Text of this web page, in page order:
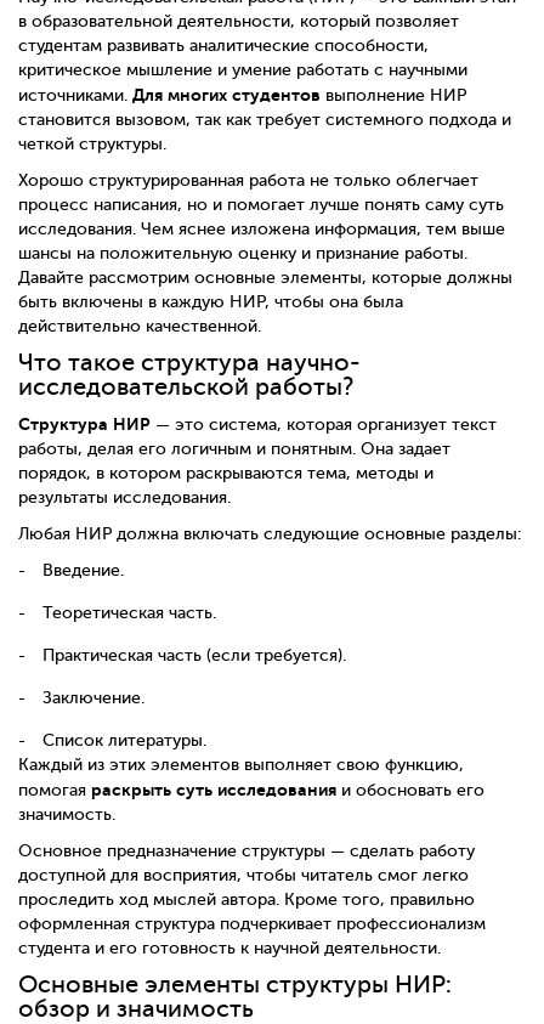
в образовательной деятельности, который позволяет
студентам развивать аналитические способности,
критическое мышление и умение работать с научными
источниками. Для многих студентов выполнение НИР
становится вызовом, так как требует системного подхода и
четкой структуры.
Хорошо структурированная работа не только облегчает
процесс написания, но и помогает лучше понять саму суть
исследования. Чем яснее изложена информация, тем выше
шансы на положительную оценку и признание работы.
Давайте рассмотрим основные элементы, которые должны
быть включены в каждую НИР, чтобы она была
действительно качественной.
Что такое структура научно-
исследовательской работы?
Структура НИР — это система, которая организует текст
работы, делая его логичным и понятным. Она задает
порядок, в котором раскрываются тема, методы и
результаты исследования.
Любая НИР должна включать следующие основные разделы:
Введение.
Теоретическая часть.
Практическая часть (если требуется).
Заключение.
Список литературы.
Каждый из этих элементов выполняет свою функцию,
помогая раскрыть суть исследования и обосновать его
значимость.
Основное предназначение структуры — сделать работу
доступной для восприятия, чтобы читатель смог легко
проследить ход мыслей автора. Кроме того, правильно
оформленная структура подчеркивает профессионализм
студента и его готовность к научной деятельности.
Основные элементы структуры НИР:
обзор и значимость